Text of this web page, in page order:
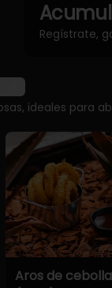
Regístrate,
ideales para
Aros de cebolla